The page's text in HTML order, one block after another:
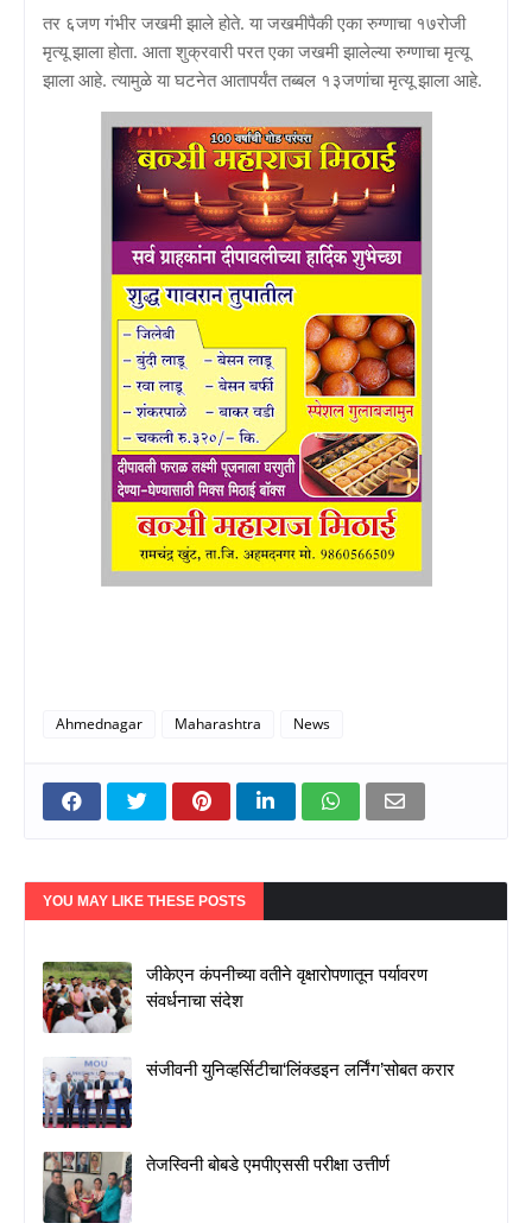
तर ६जण गंभीर जखमी झाले होते. या जखमीपैकी एका रुग्णाचा १७रोजी
मृत्यू झाला होता. आता शुक्रवारी परत एका जखमी झालेल्या रुग्णाचा मृत्यू
झाला आहे. त्यामुळे या घटनेत आतापर्यंत तब्बल १३जणांचा मृत्यू झाला आहे.
Ahmednagar Maharashtra News
YOU MAY LIKE THESE POSTS
जीकेएन कंपनीच्या वतीने वृक्षारोपणातून पर्यावरण
संवर्धनाचा संदेश
संजीवनी युनिव्हर्सिटीचा‘लिंक्डइन लर्निंग’सोबत करार
तेजस्विनी बोबडे एमपीएससी परीक्षा उत्तीर्ण